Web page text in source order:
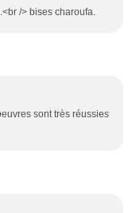
/> bises charoufa.
sont très réussies